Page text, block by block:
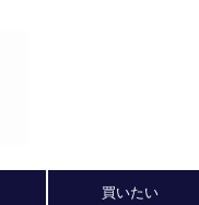
買いたい